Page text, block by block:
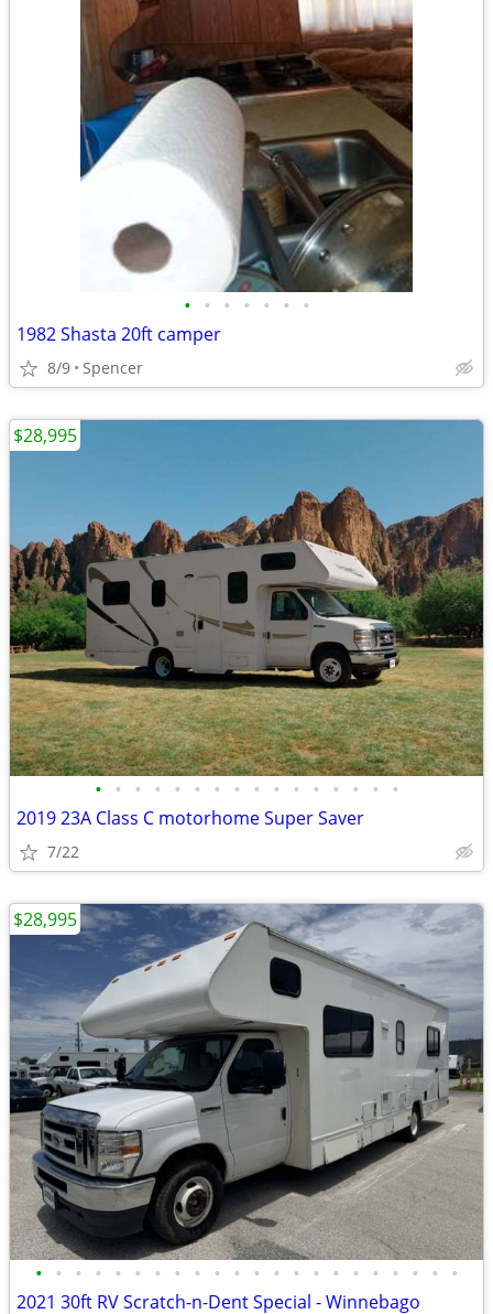
• • • • • • •
1982 Shasta 20ft camper
8/9 Spencer
• • • • • • • • • • • • • • • •
2019 23A Class C motorhome Super Saver
7/22
$28,995
• • • • • • • • • • • • • • • • • • • • • •
2021 30ft RV Scratch-n-Dent Special - Winnebago
$28,995